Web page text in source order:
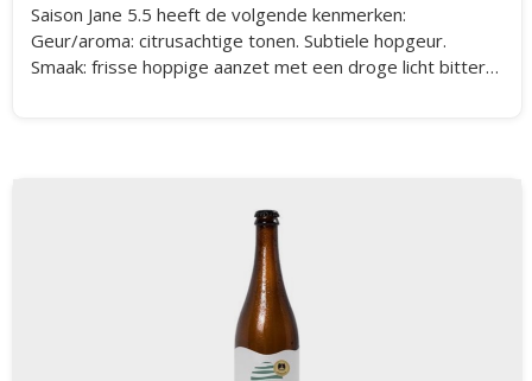
Saison Jane 5.5 heeft de volgende kenmerken:
Geur/aroma: citrusachtige tonen. Subtiele hopgeur.
Smaak: frisse hoppige aanzet met een droge licht bittere